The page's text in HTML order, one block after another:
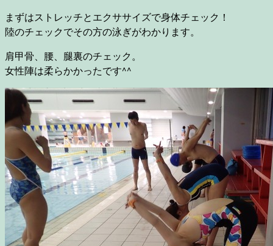
まずはストレッチとエクササイズで身体チェック！
陸のチェックでその方の泳ぎがわかります。
肩甲骨、腰、腿裏のチェック。
女性陣は柔らかかったです^^